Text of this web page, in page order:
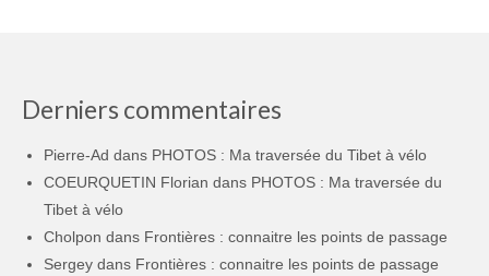
Derniers commentaires
Pierre-Ad dans PHOTOS : Ma traversée du Tibet à vélo
COEURQUETIN Florian dans PHOTOS : Ma traversée du
Tibet à vélo
Cholpon dans Frontières : connaitre les points de passage
Sergey dans Frontières : connaitre les points de passage